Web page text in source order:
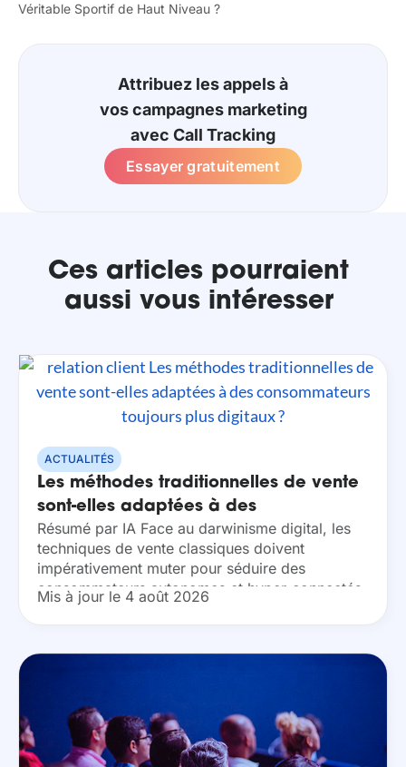
Attribuez les appels à
vos campagnes marketing
avec Call Tracking
Essayer gratuitement
Véritable Sportif de Haut Niveau ?
Ces articles pourraient
aussi vous intéresser
ACTUALITÉS
Les méthodes traditionnelles de vente
sont-elles adaptées à des
consommateurs toujours plus digitaux
?
Résumé par IA Face au darwinisme digital, les
techniques de vente classiques doivent
impérativement muter pour séduire des
consommateurs autonomes et hyper-connectés.
En privilégiant la pertinence du message sur le
matraquage publicitaire et en intégrant
Mis à jour le 4 août 2026